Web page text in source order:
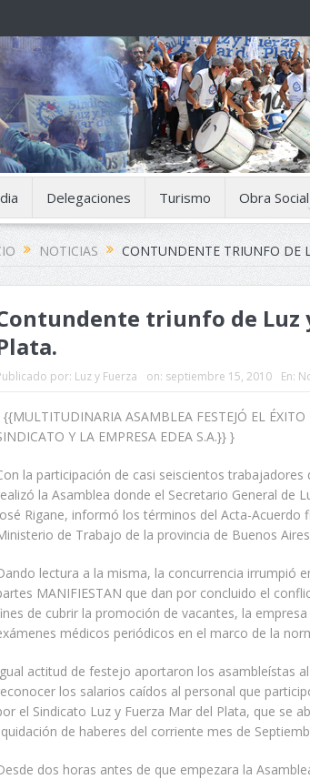
Delegaciones Turismo Obra
NOTICIAS CONTUNDENTE TRIUNFO DE
triunfo de Luz
por: Luz y Fuerza on: septiembre 15, 2010 En:
{{MULTITUDINARIA ASAMBLEA FESTEJÓ EL ÉXITO
Y LA EMPRESA EDEA S.A.}} }
la participación de casi seiscientos
la Asamblea donde el Secretario General de
Rigane, informó los términos del Acta-Acuerdo
de Trabajo de la provincia de Buenos
lectura a la misma, la concurrencia irrumpió
MANIFIESTAN que dan por concluido el
de cubrir la promoción de vacantes, la
médicos periódicos en el marco de la
actitud de festejo aportaron los asambleístas
los salarios caídos al personal que
el Sindicato Luz y Fuerza Mar del Plata, que se
de haberes del corriente mes de
dos horas antes de que empezara la